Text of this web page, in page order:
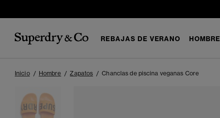
REBAJAS DE VERANO HOMBRE
Inicio Hombre Zapatos Chanclas de piscina veganas Core